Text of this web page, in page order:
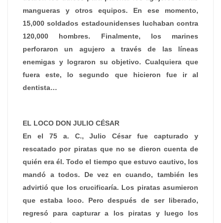
mangueras y otros equipos. En ese momento,
15,000 soldados estadounidenses luchaban contra
120,000 hombres. Finalmente, los marines
perforaron un agujero a través de las líneas
enemigas y lograron su objetivo. Cualquiera que
fuera este, lo segundo que hicieron fue ir al
dentista…
EL LOCO DON JULIO CÉSAR
En el 75 a. C., Julio César fue capturado y
rescatado por piratas que no se dieron cuenta de
quién era él. Todo el tiempo que estuvo cautivo, los
mandó a todos. De vez en cuando, también les
advirtió que los crucificaría. Los piratas asumieron
que estaba loco. Pero después de ser liberado,
regresó para capturar a los piratas y luego los